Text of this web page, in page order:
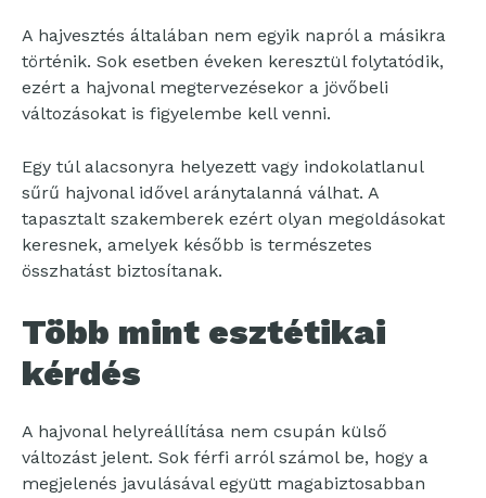
A hajvesztés általában nem egyik napról a másikra
történik. Sok esetben éveken keresztül folytatódik,
ezért a hajvonal megtervezésekor a jövőbeli
változásokat is figyelembe kell venni.
Egy túl alacsonyra helyezett vagy indokolatlanul
sűrű hajvonal idővel aránytalanná válhat. A
tapasztalt szakemberek ezért olyan megoldásokat
keresnek, amelyek később is természetes
összhatást biztosítanak.
Több mint esztétikai
kérdés
A hajvonal helyreállítása nem csupán külső
változást jelent. Sok férfi arról számol be, hogy a
megjelenés javulásával együtt magabiztosabban